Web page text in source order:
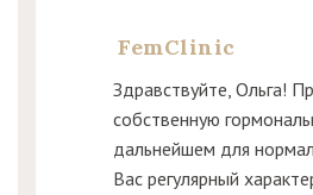
FemClinic
Здравствуйте, Ольга!
собственную
дальнейшем для
Вас регулярный